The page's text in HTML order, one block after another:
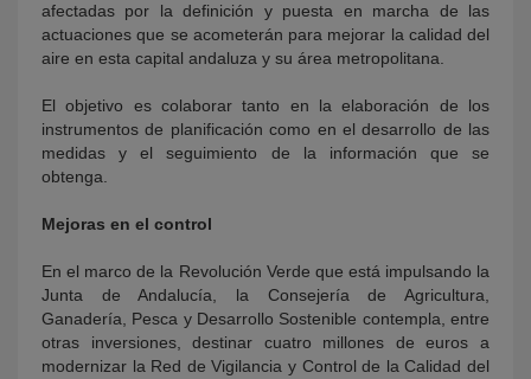
afectadas por la definición y puesta en marcha de las
actuaciones que se acometerán para mejorar la calidad del
aire en esta capital andaluza y su área metropolitana.
El objetivo es colaborar tanto en la elaboración de los
instrumentos de planificación como en el desarrollo de las
medidas y el seguimiento de la información que se
obtenga.
Mejoras en el control
En el marco de la Revolución Verde que está impulsando la
Junta de Andalucía, la Consejería de Agricultura,
Ganadería, Pesca y Desarrollo Sostenible contempla, entre
otras inversiones, destinar cuatro millones de euros a
modernizar la Red de Vigilancia y Control de la Calidad del